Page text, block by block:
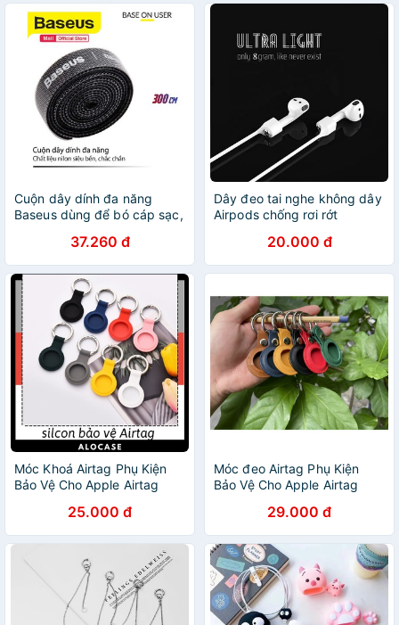
Cuộn dây dính đa năng
Baseus dùng để bó cáp sạc,
thiết bị ngoại vi, làm tăng
thẩm mĩ và gọn gàng
37.260 đ
Dây đeo tai nghe không dây
Airpods chống rơi rớt
20.000 đ
Móc Khoá Airtag Phụ Kiện
Bảo Vệ Cho Apple Airtag
25.000 đ
Móc đeo Airtag Phụ Kiện
Bảo Vệ Cho Apple Airtag
Nhacuamin29.000 đ